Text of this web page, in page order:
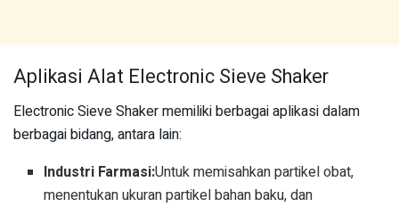
Aplikasi Alat Electronic Sieve Shaker
Electronic Sieve Shaker memiliki berbagai aplikasi dalam
berbagai bidang, antara lain:
Industri Farmasi:Untuk memisahkan partikel obat,
menentukan ukuran partikel bahan baku, dan